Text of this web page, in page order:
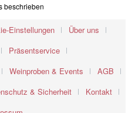
beschrieben
Einstellungen
Über uns
Präsentservice
Weinproben & Events
AGB
& Sicherheit
Kontakt